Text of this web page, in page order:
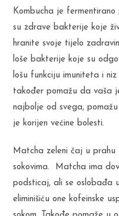
Kombucha je
su zdrave bakterije koje
hranite svoje tijelo
loše bakterije koje su
lošu funkciju imuniteta i
također pomažu da vaša
najbolje od svega,
je korijen većine bolesti.
Matcha zeleni čaj u
sokovima. Matcha ima
podsticaj, ali se oslobađa
eliminišiću one kofeinske